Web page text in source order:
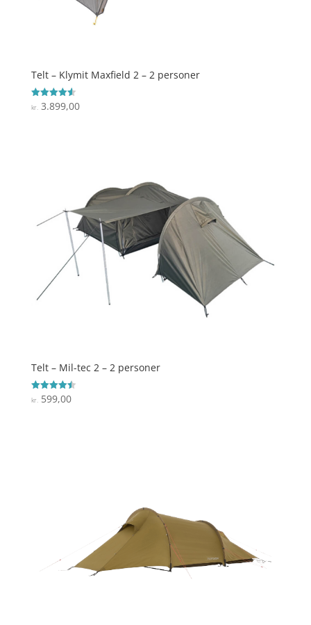
Telt – Klymit Maxfield 2 – 2 personer
Vurderet
4.6
kr.3.899,00
Telt – Mil-tec 2 – 2 personer
Vurderet
4.5
kr.599,00